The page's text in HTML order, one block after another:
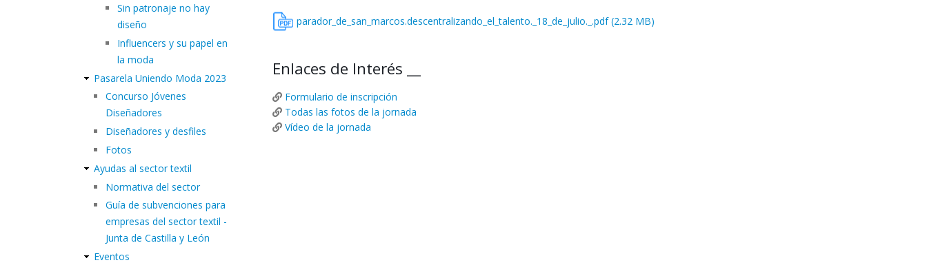
Sin patronaje no hay
diseño
Influencers y su papel en
la moda
Pasarela Uniendo Moda 2023
Concurso Jóvenes
Diseñadores
Diseñadores y desfiles
Fotos
Ayudas al sector textil
Normativa del sector
Guía de subvenciones para
empresas del sector textil -
Junta de Castilla y León
Eventos
parador_de_san_marcos.descentralizando_el_talento._18_de_julio._.pdf (2.32 MB)
Enlaces de Interés __
Formulario de inscripción
Todas las fotos de la jornada
Vídeo de la jornada